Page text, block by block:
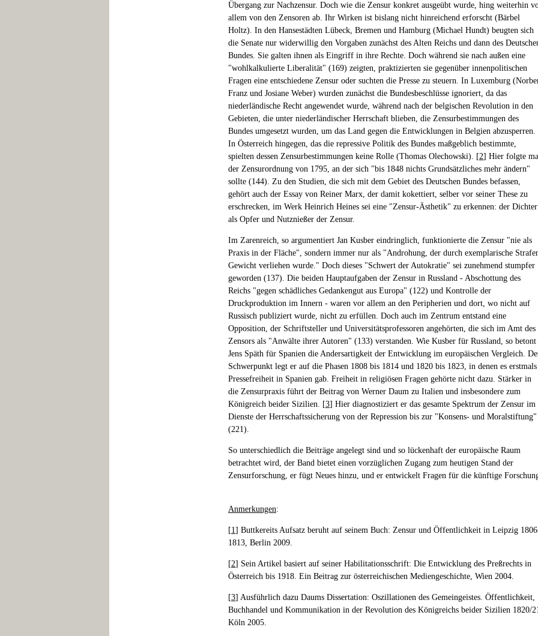
Übergang zur Nachzensur. Doch wie die Zensur konkret ausgeübt wurde, hing weiterhin
allem von den Zensoren ab. Ihr Wirken ist bislang nicht hinreichend erforscht (Bärbel
Holtz). In den Hansestädten Lübeck, Bremen und Hamburg (Michael Hundt) beugten sich
die Senate nur widerwillig den Vorgaben zunächst des Alten Reichs und dann des
Bundes. Sie galten ihnen als Eingriff in ihre Rechte. Doch während sie nach außen eine
"wohlkalkulierte Liberalität" (169) zeigten, praktizierten sie gegenüber innenpolitischen
Fragen eine entschiedene Zensur oder suchten die Presse zu steuern. In Luxemburg
Franz und Josiane Weber) wurden zunächst die Bundesbeschlüsse ignoriert, da das
niederländische Recht angewendet wurde, während nach der belgischen Revolution in den
Gebieten, die unter niederländischer Herrschaft blieben, die Zensurbestimmungen des
Bundes umgesetzt wurden, um das Land gegen die Entwicklungen in Belgien abzusperren.
In Österreich hingegen, das die repressive Politik des Bundes maßgeblich bestimmte,
spielten dessen Zensurbestimmungen keine Rolle (Thomas Olechowski). [2] Hier folgte
der Zensurordnung von 1795, an der sich "bis 1848 nichts Grundsätzliches mehr ändern"
sollte (144). Zu den Studien, die sich mit dem Gebiet des Deutschen Bundes befassen,
gehört auch der Essay von Reiner Marx, der damit kokettiert, selber vor seiner These zu
erschrecken, im Werk Heinrich Heines sei eine "Zensur-Ästhetik" zu erkennen: der Dichter
als Opfer und Nutznießer der Zensur.
Im Zarenreich, so argumentiert Jan Kusber eindringlich, funktionierte die Zensur "nie als
Praxis in der Fläche", sondern immer nur als "Androhung, der durch exemplarische
Gewicht verliehen wurde." Doch dieses "Schwert der Autokratie" sei zunehmend stumpfer
geworden (137). Die beiden Hauptaufgaben der Zensur in Russland - Abschottung des
Reichs "gegen schädliches Gedankengut aus Europa" (122) und Kontrolle der
Druckproduktion im Innern - waren vor allem an den Peripherien und dort, wo nicht auf
Russisch publiziert wurde, nicht zu erfüllen. Doch auch im Zentrum entstand eine
Opposition, der Schriftsteller und Universitätsprofessoren angehörten, die sich im Amt des
Zensors als "Anwälte ihrer Autoren" (133) verstanden. Wie Kusber für Russland, so betont
Jens Späth für Spanien die Andersartigkeit der Entwicklung im europäischen Vergleich.
Schwerpunkt legt er auf die Phasen 1808 bis 1814 und 1820 bis 1823, in denen es erstmals
Pressefreiheit in Spanien gab. Freiheit in religiösen Fragen gehörte nicht dazu. Stärker in
die Zensurpraxis führt der Beitrag von Werner Daum zu Italien und insbesondere zum
Königreich beider Sizilien. [3] Hier diagnostiziert er das gesamte Spektrum der Zensur im
Dienste der Herrschaftssicherung von der Repression bis zur "Konsens- und Moralstiftung"
(221).
So unterschiedlich die Beiträge angelegt sind und so lückenhaft der europäische Raum
betrachtet wird, der Band bietet einen vorzüglichen Zugang zum heutigen Stand der
Zensurforschung, er fügt Neues hinzu, und er entwickelt Fragen für die künftige
Anmerkungen:
[1] Buttkereits Aufsatz beruht auf seinem Buch: Zensur und Öffentlichkeit in Leipzig
1813, Berlin 2009.
[2] Sein Artikel basiert auf seiner Habilitationsschrift: Die Entwicklung des Preßrechts in
Österreich bis 1918. Ein Beitrag zur österreichischen Mediengeschichte, Wien 2004.
[3] Ausführlich dazu Daums Dissertation: Oszillationen des Gemeingeistes. Öffentlichkeit,
Buchhandel und Kommunikation in der Revolution des Königreichs beider Sizilien 1820/
Köln 2005.